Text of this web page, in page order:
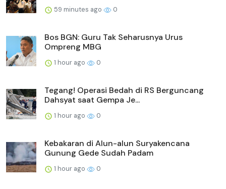
59 minutes ago 0
Bos BGN: Guru Tak Seharusnya Urus
Ompreng MBG
1 hour ago 0
Tegang! Operasi Bedah di RS Berguncang
Dahsyat saat Gempa Je...
1 hour ago 0
Kebakaran di Alun-alun Suryakencana
Gunung Gede Sudah Padam
1 hour ago 0